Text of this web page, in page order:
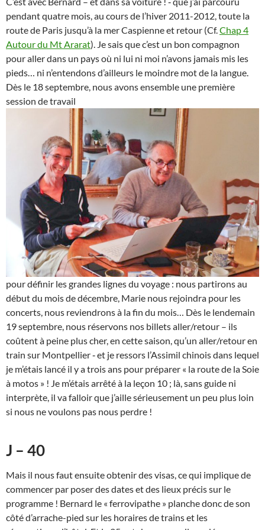
pendant quatre mois, au cours de l’hiver 2011-2012, toute la
route de Paris jusqu’à la mer Caspienne et retour (Cf. Chap 4
Autour du Mt Ararat). Je sais que c’est un bon compagnon
pour aller dans un pays où ni lui ni moi n’avons jamais mis les
pieds… ni n’entendons d’ailleurs le moindre mot de la langue.
Dès le 18 septembre, nous avons ensemble une première
session de travail
pour définir les grandes lignes du voyage : nous partirons au
début du mois de décembre, Marie nous rejoindra pour les
concerts, nous reviendrons à la fin du mois… Dès le lendemain
19 septembre, nous réservons nos billets aller/retour – ils
coûtent à peine plus cher, en cette saison, qu’un aller/retour en
train sur Montpellier ‑ et je ressors l’Assimil chinois dans lequel
je m’étais lancé il y a trois ans pour préparer « la route de la Soie
à motos » ! Je m’étais arrêté à la leçon 10 ; là, sans guide ni
interprète, il va falloir que j’aille sérieusement un peu plus loin
si nous ne voulons pas nous perdre !
J – 40
Mais il nous faut ensuite obtenir des visas, ce qui implique de
commencer par poser des dates et des lieux précis sur le
programme ! Bernard le « ferrovipathe » planche donc de son
côté d’arrache-pied sur les horaires de trains et les